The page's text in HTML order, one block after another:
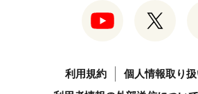
利用規約
個人情報取り